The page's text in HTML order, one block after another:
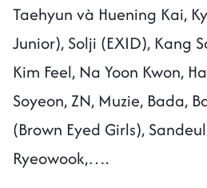
Taehyun và Huening Kai,
Junior), Solji (EXID), Kang
Kim Feel, Na Yoon Kwon,
Soyeon, ZN, Muzie, Bada,
(Brown Eyed Girls),
Ryeowook,….